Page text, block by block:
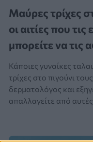
Μαύρες τρίχες
οι αιτίες που
μπορείτε να τις
Κάποιες γυναίκες
τρίχες στο πιγούνι
δερματολόγος και
απαλλαγείτε από